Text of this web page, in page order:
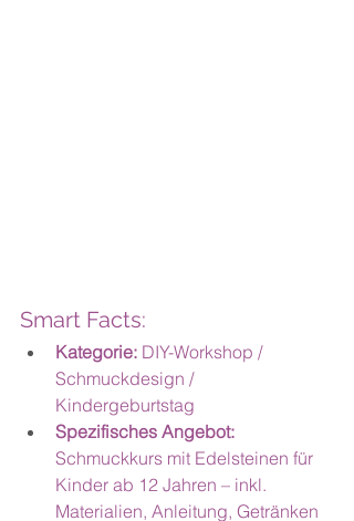
Smart Facts:
Kategorie: DIY-Workshop /
Schmuckdesign /
Kindergeburtstag
Spezifisches Angebot:
Schmuckkurs mit Edelsteinen für
Kinder ab 12 Jahren – inkl.
Materialien, Anleitung, Getränken